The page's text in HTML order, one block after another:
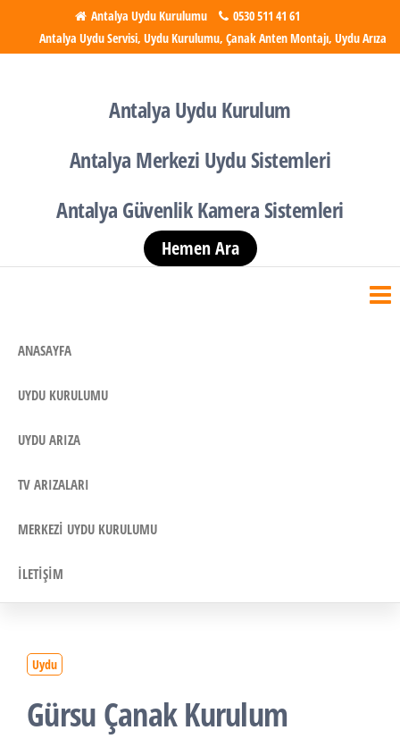
atla
Antalya Uydu Kurulumu
0530 511 41 61
Antalya Uydu Servisi, Uydu Kurulumu, Çanak Anten Montajı, Uydu Arıza
Antalya Uydu Kurulum
Antalya Merkezi Uydu Sistemleri
Antalya Güvenlik Kamera Sistemleri
Hemen Ara
ANASAYFA
UYDU KURULUMU
UYDU ARIZA
TV ARIZALARI
MERKEZI UYDU KURULUMU
İLETIŞIM
Uydu
Gürsu Çanak Kurulum